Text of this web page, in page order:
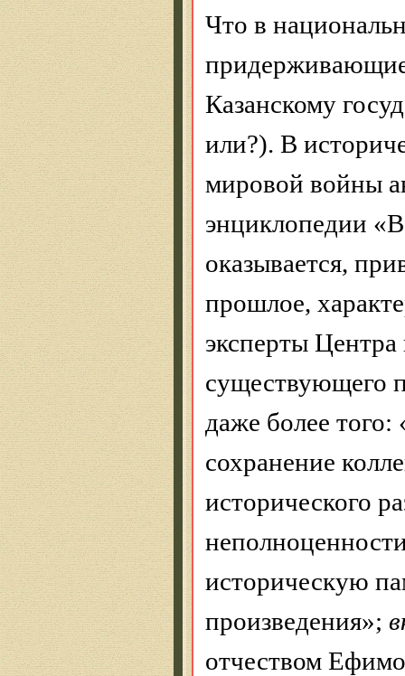
Что в
Казанскому
или?). В
мировой войны
энциклопедии
оказывается,
прошлое,
эксперты
существующего
даже более того:
сохранение
исторического
историческую
произведения»;
отчеством